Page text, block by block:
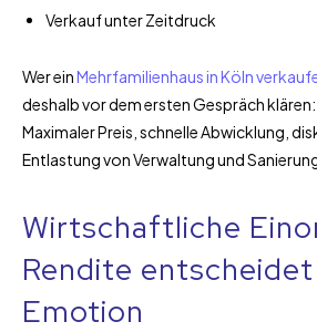
Verkauf unter Zeitdruck
Wer einMehrfamilienhaus in Köln
deshalb vor dem ersten Gespräch klären:
Maximaler Preis, schnelle Abwicklung,
Entlastung von Verwaltung und
Wirtschaftliche
Rendite
Emotion